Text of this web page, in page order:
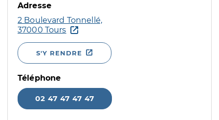
Adresse
2 Boulevard Tonnellé,
37000 Tours
S'Y RENDRE
Téléphone
02 47 47 47 47